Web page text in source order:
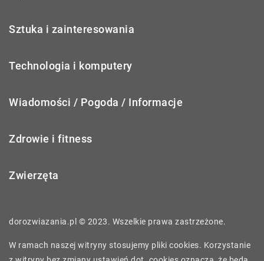
Sztuka i zainteresowania
Technologia i komputery
Wiadomości / Pogoda / Informacje
Zdrowie i fitness
Zwierzęta
dorozwiazania.pl © 2023. Wszelkie prawa zastrzeżone.
W ramach naszej witryny stosujemy pliki cookies. Korzystanie